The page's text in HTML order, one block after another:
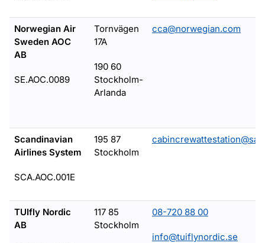
Norwegian Air
Sweden AOC
AB
SE.AOC.0089
Tornvägen
17A
190 60
Stockholm-
Arlanda
cca@norwegian.com
Scandinavian
Airlines System
SCA.AOC.001E
195 87
Stockholm
TUIfly Nordic
AB
117 85
Stockholm
08-720 88 00
info@tuiflynordic.se